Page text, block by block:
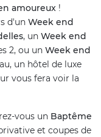
amoureux !
d'un Week end
, un Week end
2, ou un Week end
un hôtel de luxe
vous fera voir la
vous un Baptême
et coupes de